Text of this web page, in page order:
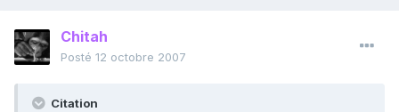
Chitah
Posté 12 octobre 2007
Citation